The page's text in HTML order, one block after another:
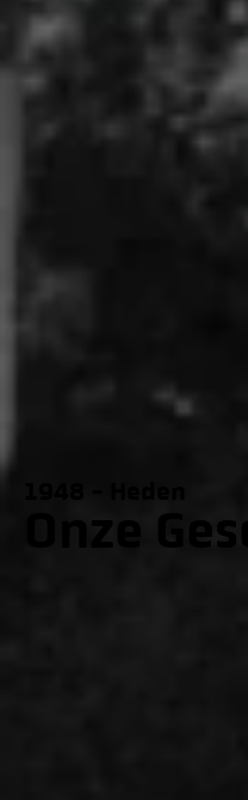
Onze